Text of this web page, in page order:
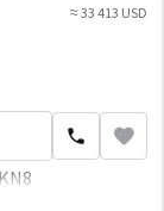
≈ 33 413 USD